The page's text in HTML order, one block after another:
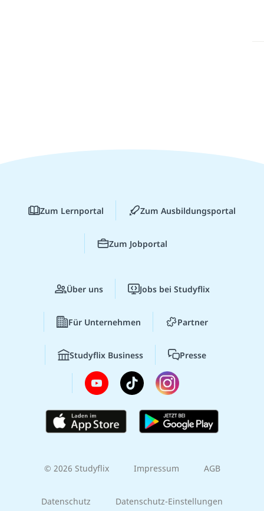
Zum Lernportal Zum Ausbildungsportal
Zum Jobportal
Über uns Jobs bei Studyflix
Für Unternehmen Partner
Studyflix Business Presse
© 2026 Studyflix Impressum AGB
Datenschutz Datenschutz-Einstellungen